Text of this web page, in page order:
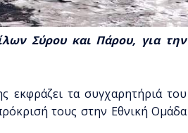
Σύρου και Πάρου, για την
εκφράζει τα συγχαρητήριά του
τους στην Εθνική Ομάδα